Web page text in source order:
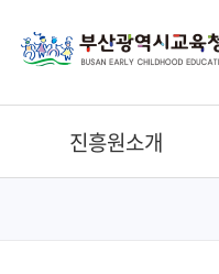
진흥원소개